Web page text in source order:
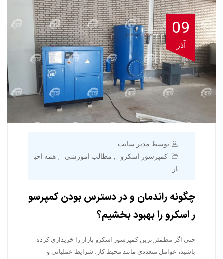
09
آذر
توسط مدیر سایت
کمپرسور اسکرو
, مطالب اموزشی , همه اخب
ار
چگونه راندمان و در دسترس بودن کمپرسو
ر اسکرو را بهبود بخشیم؟
حتی اگر مطمئن‌ترین کمپرسور اسکرو بازار را خریداری کرده
باشید، عوامل متعددی مانند محیط کار، شرایط عملیاتی و